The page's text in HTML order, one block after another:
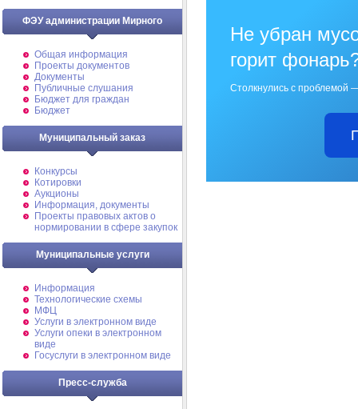
ФЭУ администрации Мирного
Общая информация
Проекты документов
Документы
Публичные слушания
Бюджет для граждан
Бюджет
Муниципальный заказ
Конкурсы
Котировки
Аукционы
Информация, документы
Проекты правовых актов о
нормировании в сфере закупок
Муниципальные услуги
Информация
Технологические схемы
МФЦ
Услуги в электронном виде
Услуги опеки в электронном
виде
Госуслуги в электронном виде
Пресс-служба
Не убран
горит
Столкнулись с проблемой